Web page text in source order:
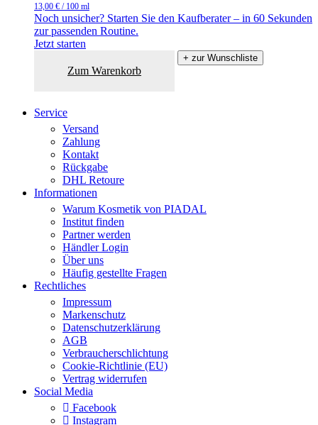
13,00 € / 100 ml
Noch unsicher? Starten Sie den Kaufberater – in 60 Sekunden
zur passenden Routine.
Jetzt starten
Zum Warenkorb
+ zur Wunschliste
Service
Versand
Zahlung
Kontakt
Rückgabe
DHL Retoure
Informationen
Warum Kosmetik von PIADAL
Institut finden
Partner werden
Händler Login
Über uns
Häufig gestellte Fragen
Rechtliches
Impressum
Markenschutz
Datenschutzerklärung
AGB
Verbraucherschlichtung
Cookie-Richtlinie (EU)
Vertrag widerrufen
Social Media
Facebook
Instagram